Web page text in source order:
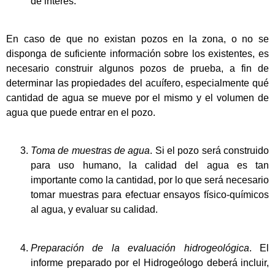
En caso de que no existan pozos en la zona, o no se
disponga de suficiente información sobre los existentes, es
necesario construir algunos pozos de prueba, a fin de
determinar las propiedades del acuífero, especialmente qué
cantidad de agua se mueve por el mismo y el volumen de
agua que puede entrar en el pozo.
Toma de muestras de agua. Si el pozo será construido
para uso humano, la calidad del agua es tan
importante como la cantidad, por lo que será necesario
tomar muestras para efectuar ensayos físico-químicos
al agua, y evaluar su calidad.
Preparación de la evaluación hidrogeológica. El
informe preparado por el Hidrogeólogo deberá incluir,